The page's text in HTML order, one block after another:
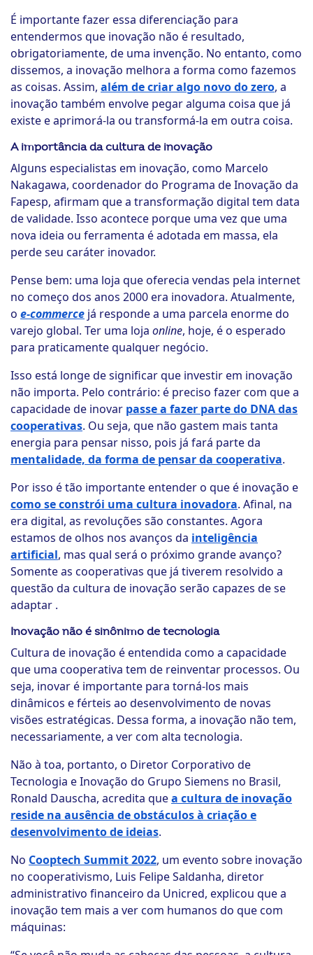
É importante fazer essa diferenciação para
entendermos que inovação não é resultado,
obrigatoriamente, de uma invenção. No entanto, como
dissemos, a inovação melhora a forma como fazemos
as coisas. Assim, além de criar algo novo do zero, a
inovação também envolve pegar alguma coisa que já
existe e aprimorá-la ou transformá-la em outra coisa.
A importância da cultura de inovação
Alguns especialistas em inovação, como Marcelo
Nakagawa, coordenador do Programa de Inovação da
Fapesp, afirmam que a transformação digital tem data
de validade. Isso acontece porque uma vez que uma
nova ideia ou ferramenta é adotada em massa, ela
perde seu caráter inovador.
Pense bem: uma loja que oferecia vendas pela internet
no começo dos anos 2000 era inovadora. Atualmente,
o e-commerce já responde a uma parcela enorme do
varejo global. Ter uma loja online, hoje, é o esperado
para praticamente qualquer negócio.
Isso está longe de significar que investir em inovação
não importa. Pelo contrário: é preciso fazer com que a
capacidade de inovar passe a fazer parte do DNA das
cooperativas. Ou seja, que não gastem mais tanta
energia para pensar nisso, pois já fará parte da
mentalidade, da forma de pensar da cooperativa.
Por isso é tão importante entender o que é inovação e
como se constrói uma cultura inovadora. Afinal, na
era digital, as revoluções são constantes. Agora
estamos de olhos nos avanços da inteligência
artificial, mas qual será o próximo grande avanço?
Somente as cooperativas que já tiverem resolvido a
questão da cultura de inovação serão capazes de se
adaptar .
Inovação não é sinônimo de tecnologia
Cultura de inovação é entendida como a capacidade
que uma cooperativa tem de reinventar processos. Ou
seja, inovar é importante para torná-los mais
dinâmicos e férteis ao desenvolvimento de novas
visões estratégicas. Dessa forma, a inovação não tem,
necessariamente, a ver com alta tecnologia.
Não à toa, portanto, o Diretor Corporativo de
Tecnologia e Inovação do Grupo Siemens no Brasil,
Ronald Dauscha, acredita quea cultura de inovação
reside na ausência de obstáculos à criação e
desenvolvimento de ideias.
No Cooptech Summit 2022, um evento sobre inovação
no cooperativismo, Luis Felipe Saldanha, diretor
administrativo financeiro da Unicred, explicou que a
inovação tem mais a ver com humanos do que com
máquinas: